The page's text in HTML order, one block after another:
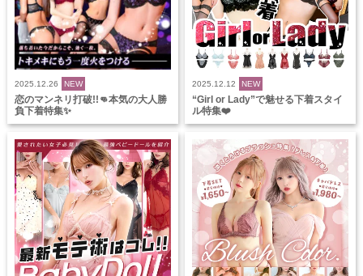
2025.12.26 NEW
恋のマンネリ打破!!👊本気の大人勝
負下着特集✨
2025.12.12 NEW
“Girl or Lady”で魅せる下着スタイ
ル特集❤️